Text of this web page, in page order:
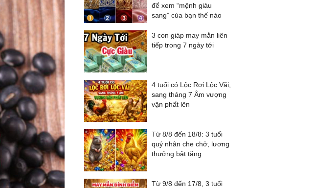
để xem “mệnh giàu
sang” của bạn thế nào
3 con giáp may mắn liên
tiếp trong 7 ngày tới
4 tuổi có Lộc Rơi Lộc Vãi,
sang tháng 7 Âm vượng
vận phất lên
Từ 8/8 đến 18/8: 3 tuổi
quý nhân che chở, lương
thưởng bật tăng
Từ 9/8 đến 17/8, 3 tuổi